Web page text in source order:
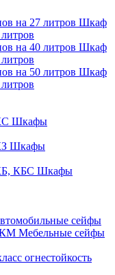
Шкаф
Шкаф
Шкаф
Шкафы
Шкафы
Шкафы
сейфы
Мебельные сейфы